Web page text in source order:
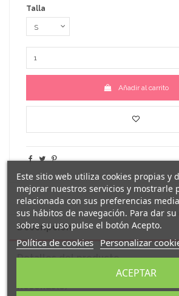
Talla
Añadir al carrito
Descripción
Detalles del producto
Reseñas(0)
Este sitio web utiliza cookies propias y
mejorar nuestros servicios y mostrarle
relacionada con sus preferencias
sus hábitos de navegación. Para dar
sobre su uso pulse el botón Acepto.
Política de cookies Personalizar
ACEPTAR